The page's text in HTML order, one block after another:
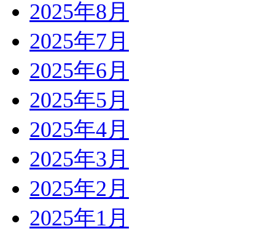
2025年8月
2025年7月
2025年6月
2025年5月
2025年4月
2025年3月
2025年2月
2025年1月